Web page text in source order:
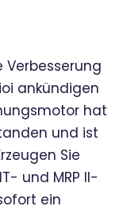
Verbesserung
ankündigen
hat
und ist
Sie
und MRP II-
ein